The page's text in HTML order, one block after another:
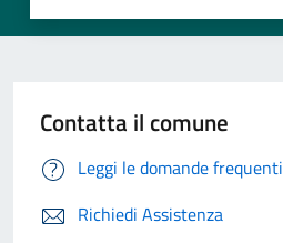
Contatta il comune
Leggi le domande frequenti
Richiedi Assistenza